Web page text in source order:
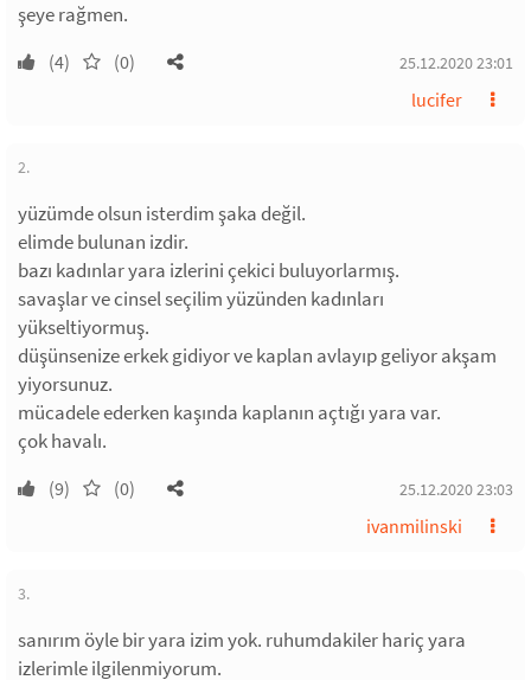
şeye rağmen.
(4) (0) 25.12.2020 23:01
lucifer
2.
yüzümde olsun isterdim şaka değil.
elimde bulunan izdir.
bazı kadınlar yara izlerini çekici buluyorlarmış.
savaşlar ve cinsel seçilim yüzünden kadınları
yükseltiyormuş.
düşünsenize erkek gidiyor ve kaplan avlayıp geliyor akşam
yiyorsunuz.
mücadele ederken kaşında kaplanın açtığı yara var.
çok havalı.
(9) (0) 25.12.2020 23:03
ivanmilinski
3.
sanırım öyle bir yara izim yok. ruhumdakiler hariç yara
izlerimle ilgilenmiyorum.